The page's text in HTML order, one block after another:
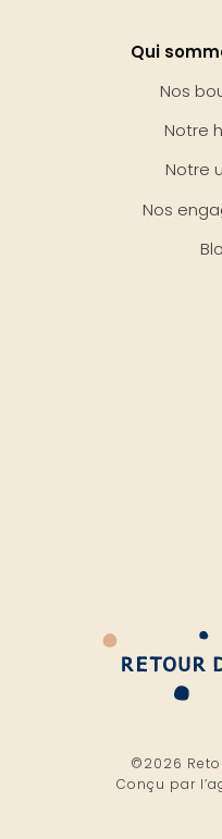
Qui
Nos
Notre
Notre
Nos
©2026
Conçu par l’